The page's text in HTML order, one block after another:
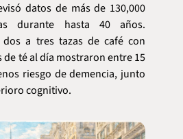
datos de más de 130,000
durante hasta 40 años.
dos a tres tazas de café con
de té al día mostraron entre 15
riesgo de demencia, junto
cognitivo.